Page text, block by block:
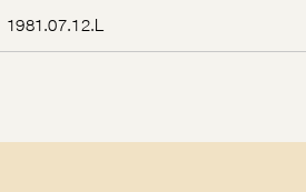
1981.07.12.L